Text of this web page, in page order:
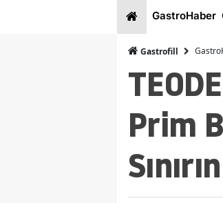
GastroHaber
Gastrofill
Prim